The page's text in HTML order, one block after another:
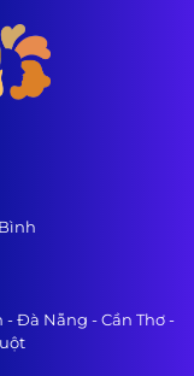
- Đà Nẵng - Cần Thơ -